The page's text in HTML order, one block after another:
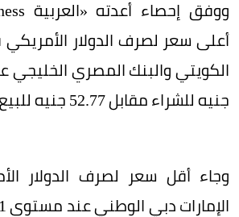
أعلى سعر لصرف الدولار
جنيه للشراء مقابل 52.77 جنيه للبيع.
وجاء أقل سعر لصرف الدولار